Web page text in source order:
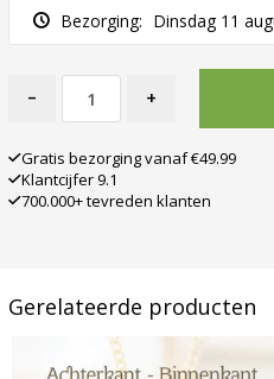
Bezorging: Dinsdag 11
- +
Gratis bezorging vanaf €49.99
Klantcijfer 9.1
700.000+ tevreden klanten
Gerelateerde producten